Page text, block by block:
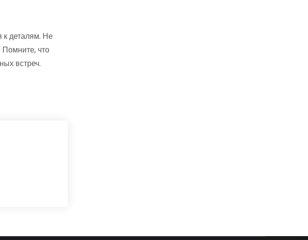
к деталям. Не
что
встреч.